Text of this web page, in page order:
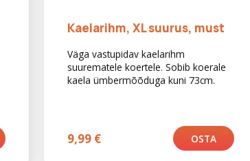
Kaelarihm, XL suurus, must
Väga vastupidav kaelarihm
suurematele koertele. Sobib koerale
kaela ümbermõõduga kuni 73cm.
9,99 € OSTA